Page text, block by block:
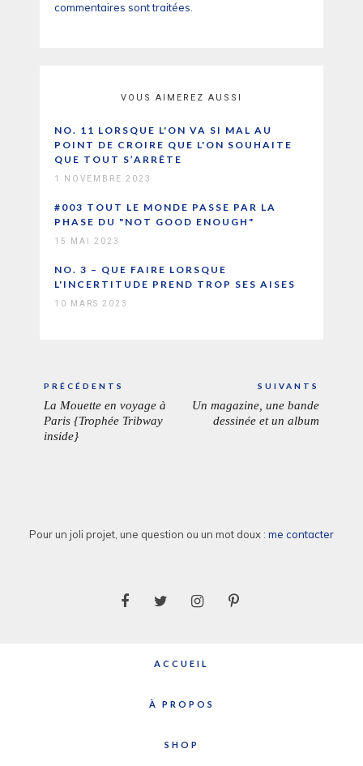
commentaires sont traitées.
VOUS AIMEREZ AUSSI
NO. 11 LORSQUE L'ON VA SI MAL AU
POINT DE CROIRE QUE L'ON SOUHAITE
QUE TOUT S’ARRÊTE
1 NOVEMBRE 2023
#003 TOUT LE MONDE PASSE PAR LA
PHASE DU "NOT GOOD ENOUGH"
15 MAI 2023
NO. 3 – QUE FAIRE LORSQUE
L'INCERTITUDE PREND TROP SES AISES
10 MARS 2023
Navigation
de
l’article
PRÉCÉDENTS
ARTICLE
PRÉCÉDENT:
La Mouette en voyage à
Paris {Trophée Tribway
inside}
SUIVANTS
Un magazine, une bande
dessinée et un album
Pour un joli projet, une question ou un mot doux : me contacter
ACCUEIL
À PROPOS
SHOP